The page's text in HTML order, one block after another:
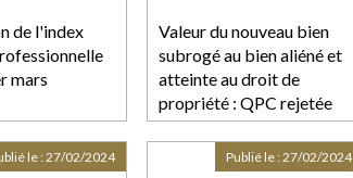
de l'index
mars
Valeur du nouveau bien
subrogé au bien aliéné et
atteinte au droit de
propriété : QPC rejetée
le :27/02/2024 Publié le :27/02/2024